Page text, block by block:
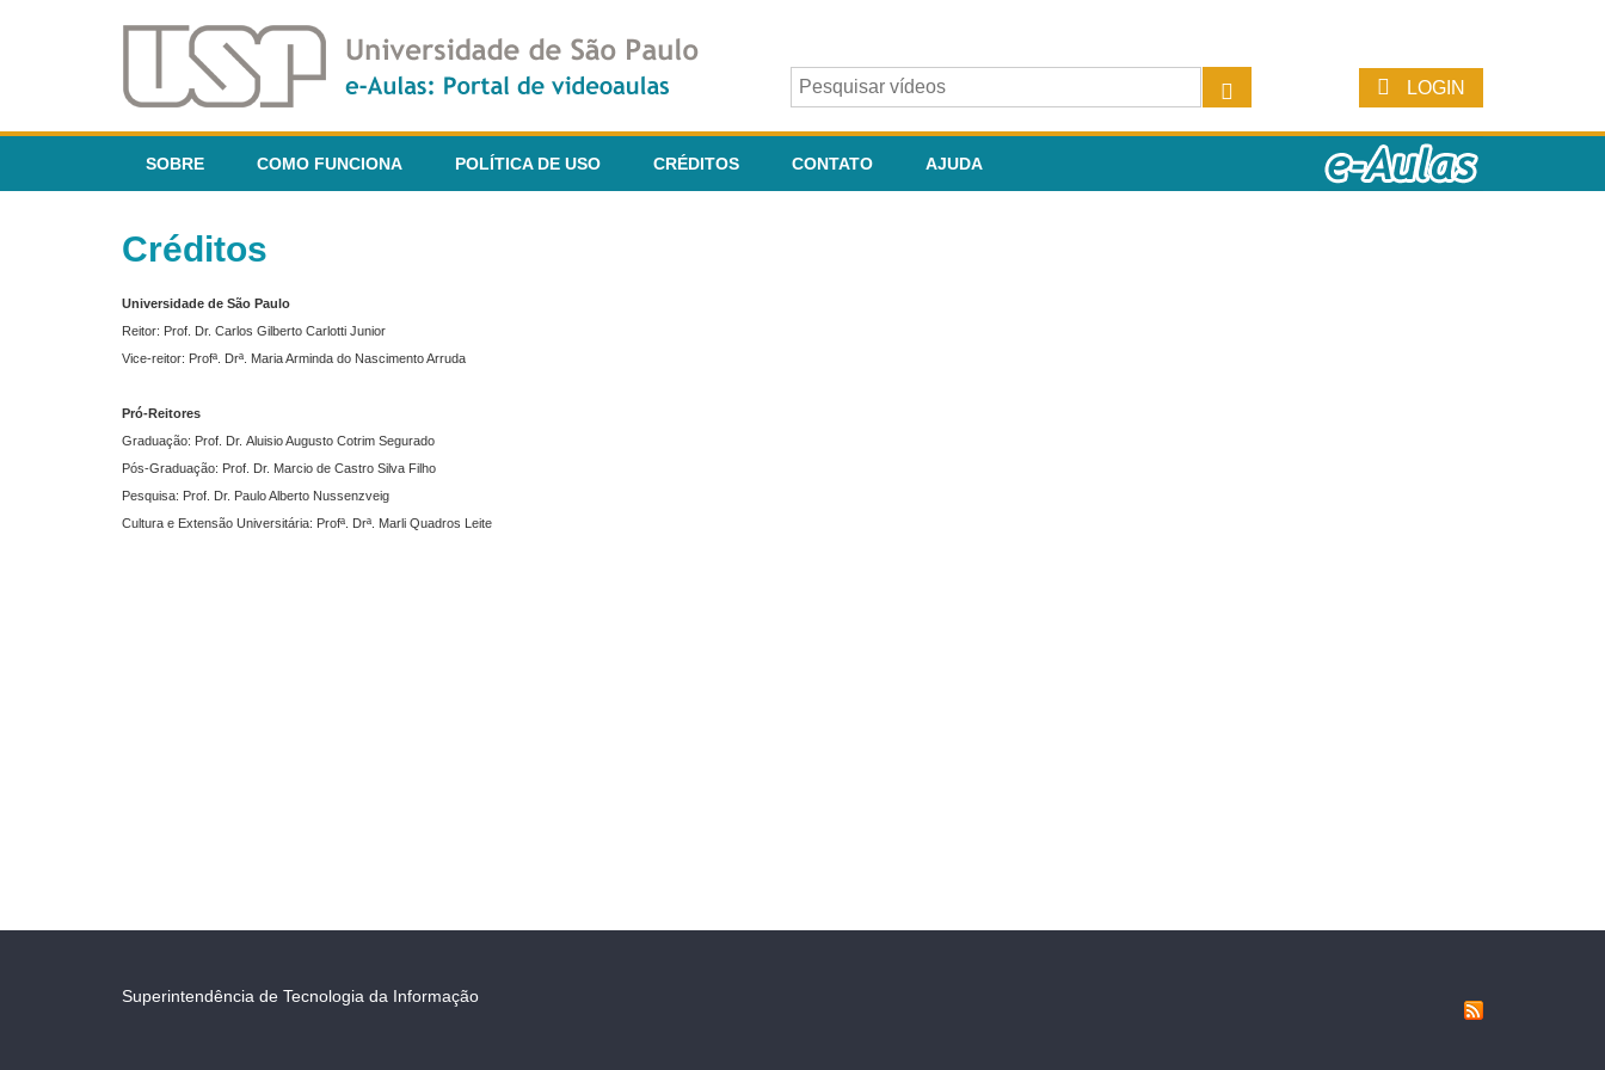
LOGIN
SOBRE COMO FUNCIONA POLÍTICA DE USO CRÉDITOS CONTATO AJUDA
Créditos
Universidade de São Paulo
Reitor: Prof. Dr. Carlos Gilberto Carlotti Junior
Vice-reitor: Profª. Drª. Maria Arminda do Nascimento Arruda
Pró-Reitores
Graduação: Prof. Dr. Aluisio Augusto Cotrim Segurado
Pós-Graduação: Prof. Dr. Marcio de Castro Silva Filho
Pesquisa: Prof. Dr. Paulo Alberto Nussenzveig
Cultura e Extensão Universitária: Profª. Drª. Marli Quadros Leite
Superintendência de Tecnologia da Informação